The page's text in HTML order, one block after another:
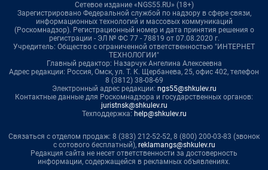
Сетевое издание «NGS55.RU» (18+)
Зарегистрировано Федеральной службой по надзору в сфере связи,
информационных технологий и массовых коммуникаций
(Роскомнадзор). Регистрационный номер и дата принятия решения о
регистрации - ЭЛ № ФС 77 - 78819 от 07.08.2020 г.
Учредитель: Общество с ограниченной ответственностью "ИНТЕРНЕТ
ТЕХНОЛОГИИ"
Главный редактор: Назарчук Ангелина Алексеевна
Адрес редакции: Россия, Омск, ул. Т. К. Щербанева, 25, офис 402, телефон
8 (3812) 38-08-69
Электронный адрес редакции: ngs55@shkulev.ru
Контактные данные для Роскомнадзора и государственных органов:
juristnsk@shkulev.ru
Техподдержка: help@shkulev.ru
Связаться с отделом продаж: 8 (383) 212-52-52, 8 (800) 200-03-83 (звонок
с сотового бесплатный), reklamangs@shkulev.ru
Редакция сайта не несет ответственности за достоверность
информации, содержащейся в рекламных объявлениях.